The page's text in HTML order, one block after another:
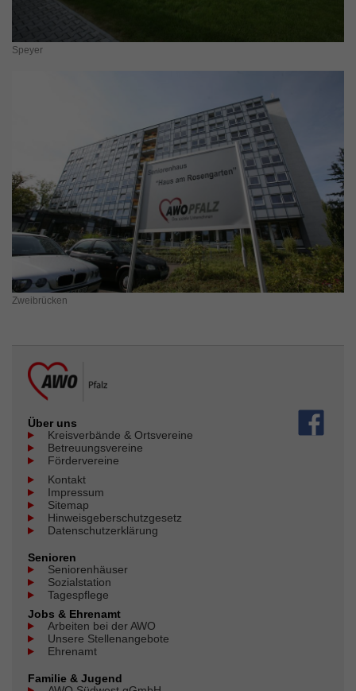
Speyer
Zweibrücken
Über uns
Kreisverbände & Ortsvereine
Betreuungsvereine
Fördervereine
Kontakt
Impressum
Sitemap
Hinweisgeberschutzgesetz
Datenschutzerklärung
Senioren
Seniorenhäuser
Sozialstation
Tagespflege
Jobs & Ehrenamt
Arbeiten bei der AWO
Unsere Stellenangebote
Ehrenamt
Familie & Jugend